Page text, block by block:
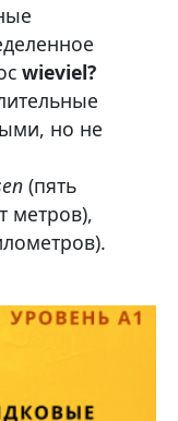
wieviel?
но не
(пять
метров),